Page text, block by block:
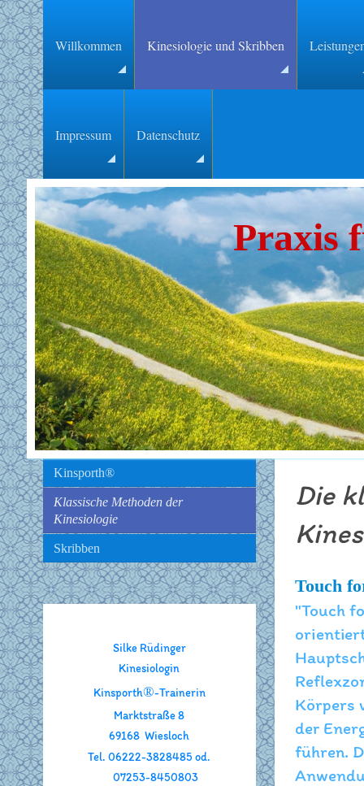
Willkommen Kinesiologie und Skribben
Impressum Datenschutz
Praxis
Die
Touch
"Touch
Körpers
der
führen.
Kinsporth®
Klassische Methoden der
Kinesiologie
Skribben
Silke Rüdinger
Kinesiologin
Kinsporth®-Trainerin
Marktstraße 8
69168 Wiesloch
Tel. 06222-3828485 od.
07253-8450803